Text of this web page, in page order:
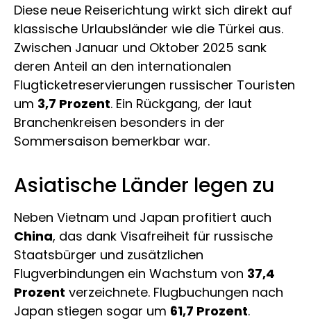
Diese neue Reiserichtung wirkt sich direkt auf
klassische Urlaubsländer wie die Türkei aus.
Zwischen Januar und Oktober 2025 sank
deren Anteil an den internationalen
Flugticketreservierungen russischer Touristen
um 3,7 Prozent. Ein Rückgang, der laut
Branchenkreisen besonders in der
Sommersaison bemerkbar war.
Asiatische Länder legen zu
Neben Vietnam und Japan profitiert auch
China, das dank Visafreiheit für russische
Staatsbürger und zusätzlichen
Flugverbindungen ein Wachstum von 37,4
Prozent verzeichnete. Flugbuchungen nach
Japan stiegen sogar um 61,7 Prozent.